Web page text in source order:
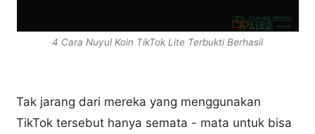
4 Cara Nuyul Koin TikTok Lite Terbukti Berhasil
Tak jarang dari mereka yang menggunakan
TikTok tersebut hanya semata - mata untuk bisa